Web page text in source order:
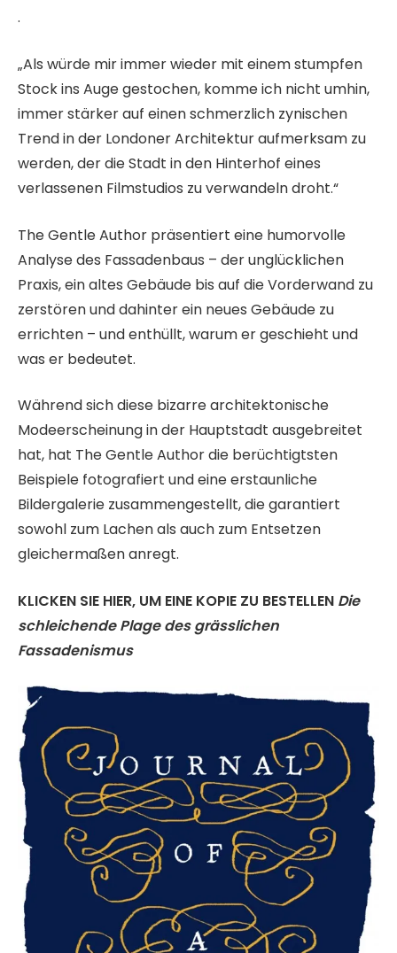
.
„Als würde mir immer wieder mit einem stumpfen
Stock ins Auge gestochen, komme ich nicht umhin,
immer stärker auf einen schmerzlich zynischen
Trend in der Londoner Architektur aufmerksam zu
werden, der die Stadt in den Hinterhof eines
verlassenen Filmstudios zu verwandeln droht.“
The Gentle Author präsentiert eine humorvolle
Analyse des Fassadenbaus – der unglücklichen
Praxis, ein altes Gebäude bis auf die Vorderwand zu
zerstören und dahinter ein neues Gebäude zu
errichten – und enthüllt, warum er geschieht und
was er bedeutet.
Während sich diese bizarre architektonische
Modeerscheinung in der Hauptstadt ausgebreitet
hat, hat The Gentle Author die berüchtigtsten
Beispiele fotografiert und eine erstaunliche
Bildergalerie zusammengestellt, die garantiert
sowohl zum Lachen als auch zum Entsetzen
gleichermaßen anregt.
KLICKEN SIE HIER, UM EINE KOPIE ZU BESTELLEN Die
schleichende Plage des grässlichen
Fassadenismus